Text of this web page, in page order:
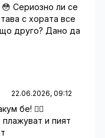
😳 Сериозно ли се
с хората все
друго? Дано да
22.06.2026, 09:12
бе! 🤦‍♀️
и пият